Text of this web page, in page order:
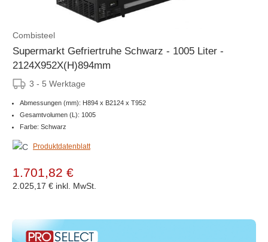
Combisteel
Supermarkt Gefriertruhe Schwarz - 1005 Liter -
2124X952X(H)894mm
3 - 5 Werktage
Abmessungen (mm): H894 x B2124 x T952
Gesamtvolumen (L): 1005
Farbe: Schwarz
Produktdatenblatt
1.701,82 €
2.025,17 € inkl. MwSt.